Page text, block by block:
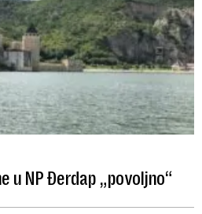
u NP Đerdap „povoljno“